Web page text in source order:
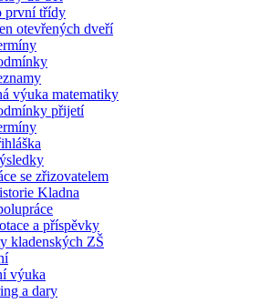
první třídy
otevřených dveří
výuka matematiky
přijetí
se zřizovatelem
Kladna
a příspěvky
kladenských ZŠ
výuka
a dary